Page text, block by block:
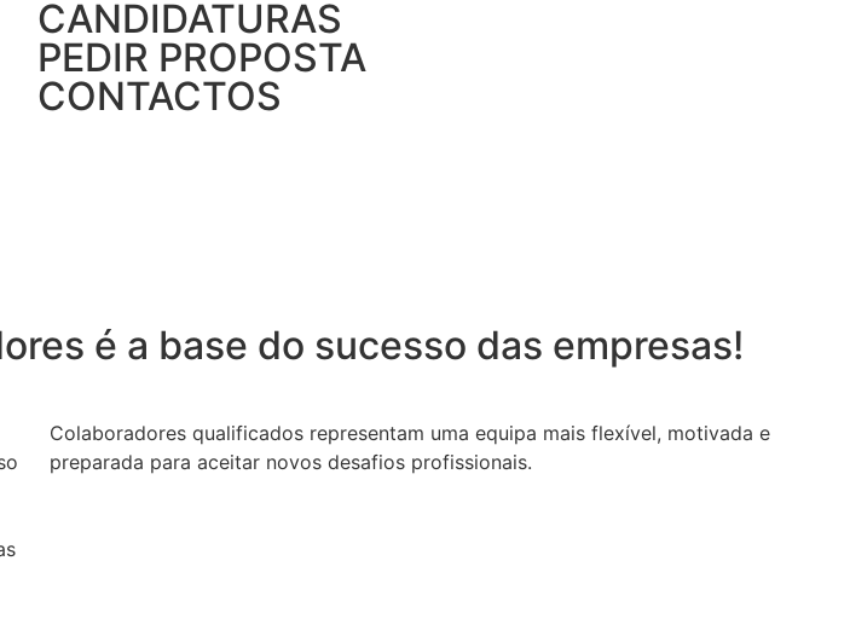
CANDIDATURAS
PEDIR PROPOSTA
CONTACTOS
é a base do sucesso das empresas!
Colaboradores qualificados representam uma equipa mais flexível, motivada e
preparada para aceitar novos desafios profissionais.